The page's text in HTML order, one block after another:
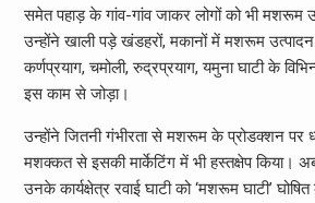
समेत पहाड़ के गांव-गांव जाकर लोगों को भी मशरूम
उन्होंने खाली पड़े खंडहरों, मकानों में मशरूम
कर्णप्रयाग, चमोली, रुद्रप्रयाग, यमुना घाटी के
इस काम से जोड़ा।
उन्होंने जितनी गंभीरता से मशरूम के प्रोडक्शन पर
मशक्कत से इसकी मार्केटिंग में भी हस्तक्षेप किया।
उनके कार्यक्षेत्र रवाई घाटी को ‘मशरूम घाटी’ घोषित